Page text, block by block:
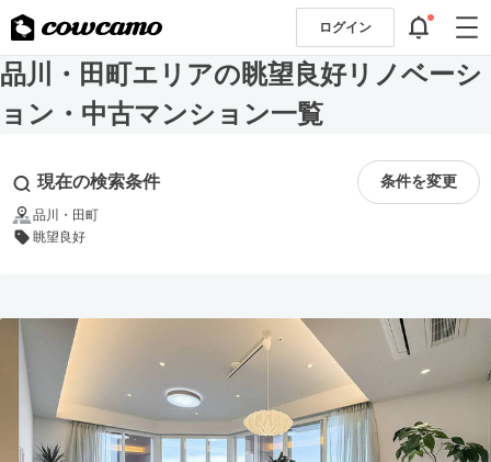
ログイン
品川・田町エリアの眺望良好リノベーシ
ョン・中古マンション一覧
現在の検索条件 条件を変更
品川・田町
眺望良好